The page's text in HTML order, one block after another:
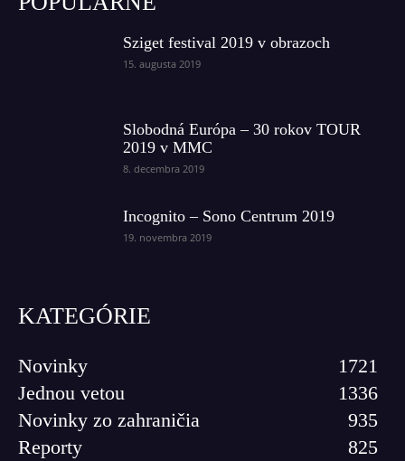
Sziget festival 2019 v obrazoch
15. augusta 2019
Slobodná Európa – 30 rokov TOUR
2019 v MMC
8. decembra 2019
Incognito – Sono Centrum 2019
19. novembra 2019
KATEGÓRIE
Novinky
1721
Jednou vetou
1336
Novinky zo zahraničia
935
Reporty
825